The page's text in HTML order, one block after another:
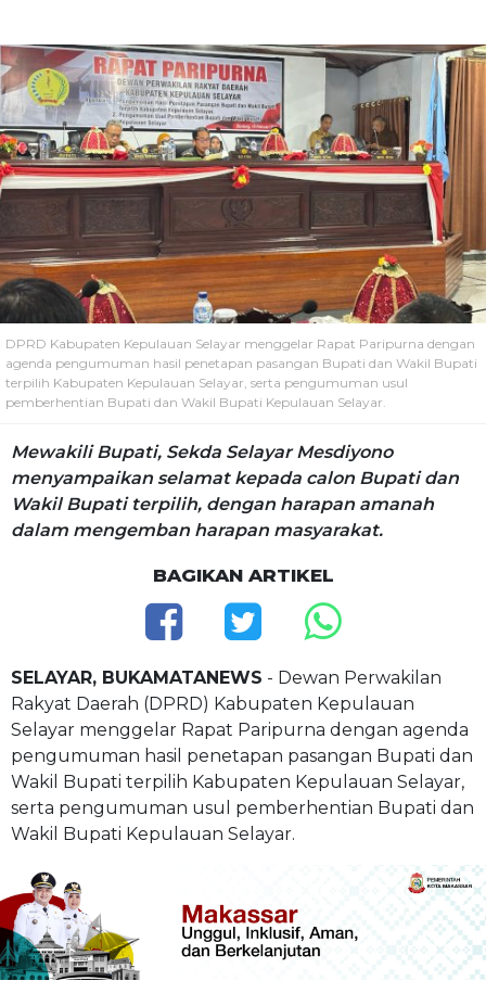
DPRD Kabupaten Kepulauan Selayar menggelar Rapat Paripurna dengan
agenda pengumuman hasil penetapan pasangan Bupati dan Wakil Bupati
terpilih Kabupaten Kepulauan Selayar, serta pengumuman usul
pemberhentian Bupati dan Wakil Bupati Kepulauan Selayar.
Mewakili Bupati, Sekda Selayar Mesdiyono
menyampaikan selamat kepada calon Bupati dan
Wakil Bupati terpilih, dengan harapan amanah
dalam mengemban harapan masyarakat.
BAGIKAN ARTIKEL
SELAYAR, BUKAMATANEWS - Dewan Perwakilan
Rakyat Daerah (DPRD) Kabupaten Kepulauan
Selayar menggelar Rapat Paripurna dengan agenda
pengumuman hasil penetapan pasangan Bupati dan
Wakil Bupati terpilih Kabupaten Kepulauan Selayar,
serta pengumuman usul pemberhentian Bupati dan
Wakil Bupati Kepulauan Selayar.